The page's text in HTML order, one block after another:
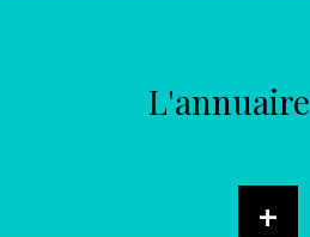
L'annuaire
+